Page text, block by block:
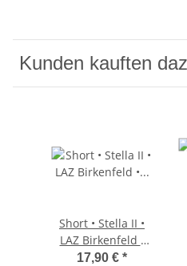
Kunden kauften
Short • Stella II •
LAZ Birkenfeld •
Schwarz •
17,90 € *